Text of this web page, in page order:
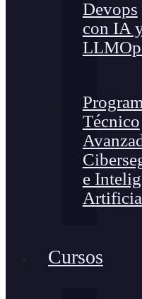
Devops
con IA
Técnico
e
Cursos